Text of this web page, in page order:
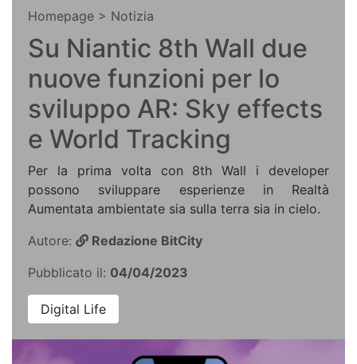
Homepage > Notizia
Su Niantic 8th Wall due
nuove funzioni per lo
sviluppo AR: Sky effects
e World Tracking
Per la prima volta con 8th Wall i developer
possono sviluppare esperienze in Realtà
Aumentata ambientate sia sulla terra sia in cielo.
Autore:
Redazione BitCity
Pubblicato il: 04/04/2023
Digital Life